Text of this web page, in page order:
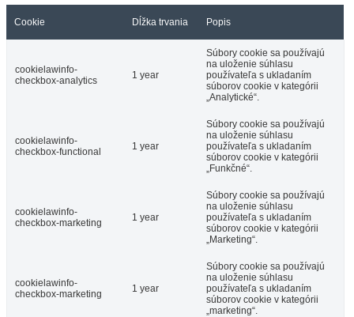
Cookie Dĺžka trvania Popis
cookielawinfo-
checkbox-analytics
1 year
Súbory cookie sa používajú
na uloženie súhlasu
používateľa s ukladaním
súborov cookie v kategórii
„Analytické“.
cookielawinfo-
checkbox-functional
1 year
Súbory cookie sa používajú
na uloženie súhlasu
používateľa s ukladaním
súborov cookie v kategórii
„Funkčné“.
cookielawinfo-
checkbox-marketing
1 year
Súbory cookie sa používajú
na uloženie súhlasu
používateľa s ukladaním
súborov cookie v kategórii
„Marketing“.
cookielawinfo-
checkbox-marketing
1 year
Súbory cookie sa používajú
na uloženie súhlasu
používateľa s ukladaním
súborov cookie v kategórii
„marketing“.